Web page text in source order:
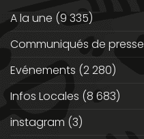
A la une (9 335)
Communiqués de presse
Evénements (2 280)
Infos Locales (8 683)
instagram (3)